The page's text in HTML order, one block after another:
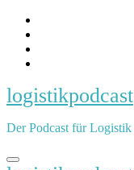
Zum
Inhalt
springen
logistikpodcast
Der Podcast für Logistik